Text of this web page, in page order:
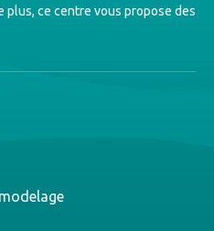
plus, ce centre vous propose des